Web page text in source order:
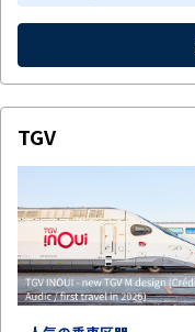
TGV